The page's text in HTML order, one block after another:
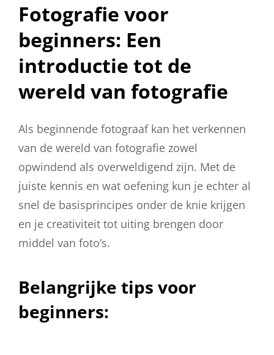
Fotografie voor
beginners: Een
introductie tot de
wereld van fotografie
Als beginnende fotograaf kan het verkennen
van de wereld van fotografie zowel
opwindend als overweldigend zijn. Met de
juiste kennis en wat oefening kun je echter al
snel de basisprincipes onder de knie krijgen
en je creativiteit tot uiting brengen door
middel van foto’s.
Belangrijke tips voor
beginners: